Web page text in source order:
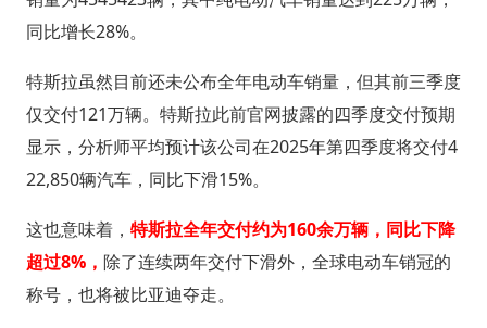
同比增长28%。
特斯拉虽然目前还未公布全年电动车销量，但其前三季度
仅交付121万辆。特斯拉此前官网披露的四季度交付预期
显示，分析师平均预计该公司在2025年第四季度将交付4
22,850辆汽车，同比下滑15%。
这也意味着， 特斯拉全年交付约为160余万辆，同比下降
超过8%， 除了连续两年交付下滑外，全球电动车销冠的
称号，也将被比亚迪夺走。